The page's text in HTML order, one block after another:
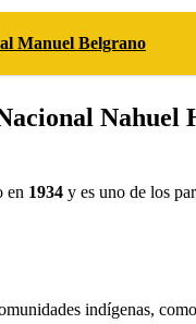
Manuel Belgrano
Nahuel
en 1934 y es uno de los
indígenas,